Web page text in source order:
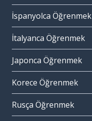
İspanyolca Öğrenmek
İtalyanca Öğrenmek
Japonca Öğrenmek
Korece Öğrenmek
Rusça Öğrenmek